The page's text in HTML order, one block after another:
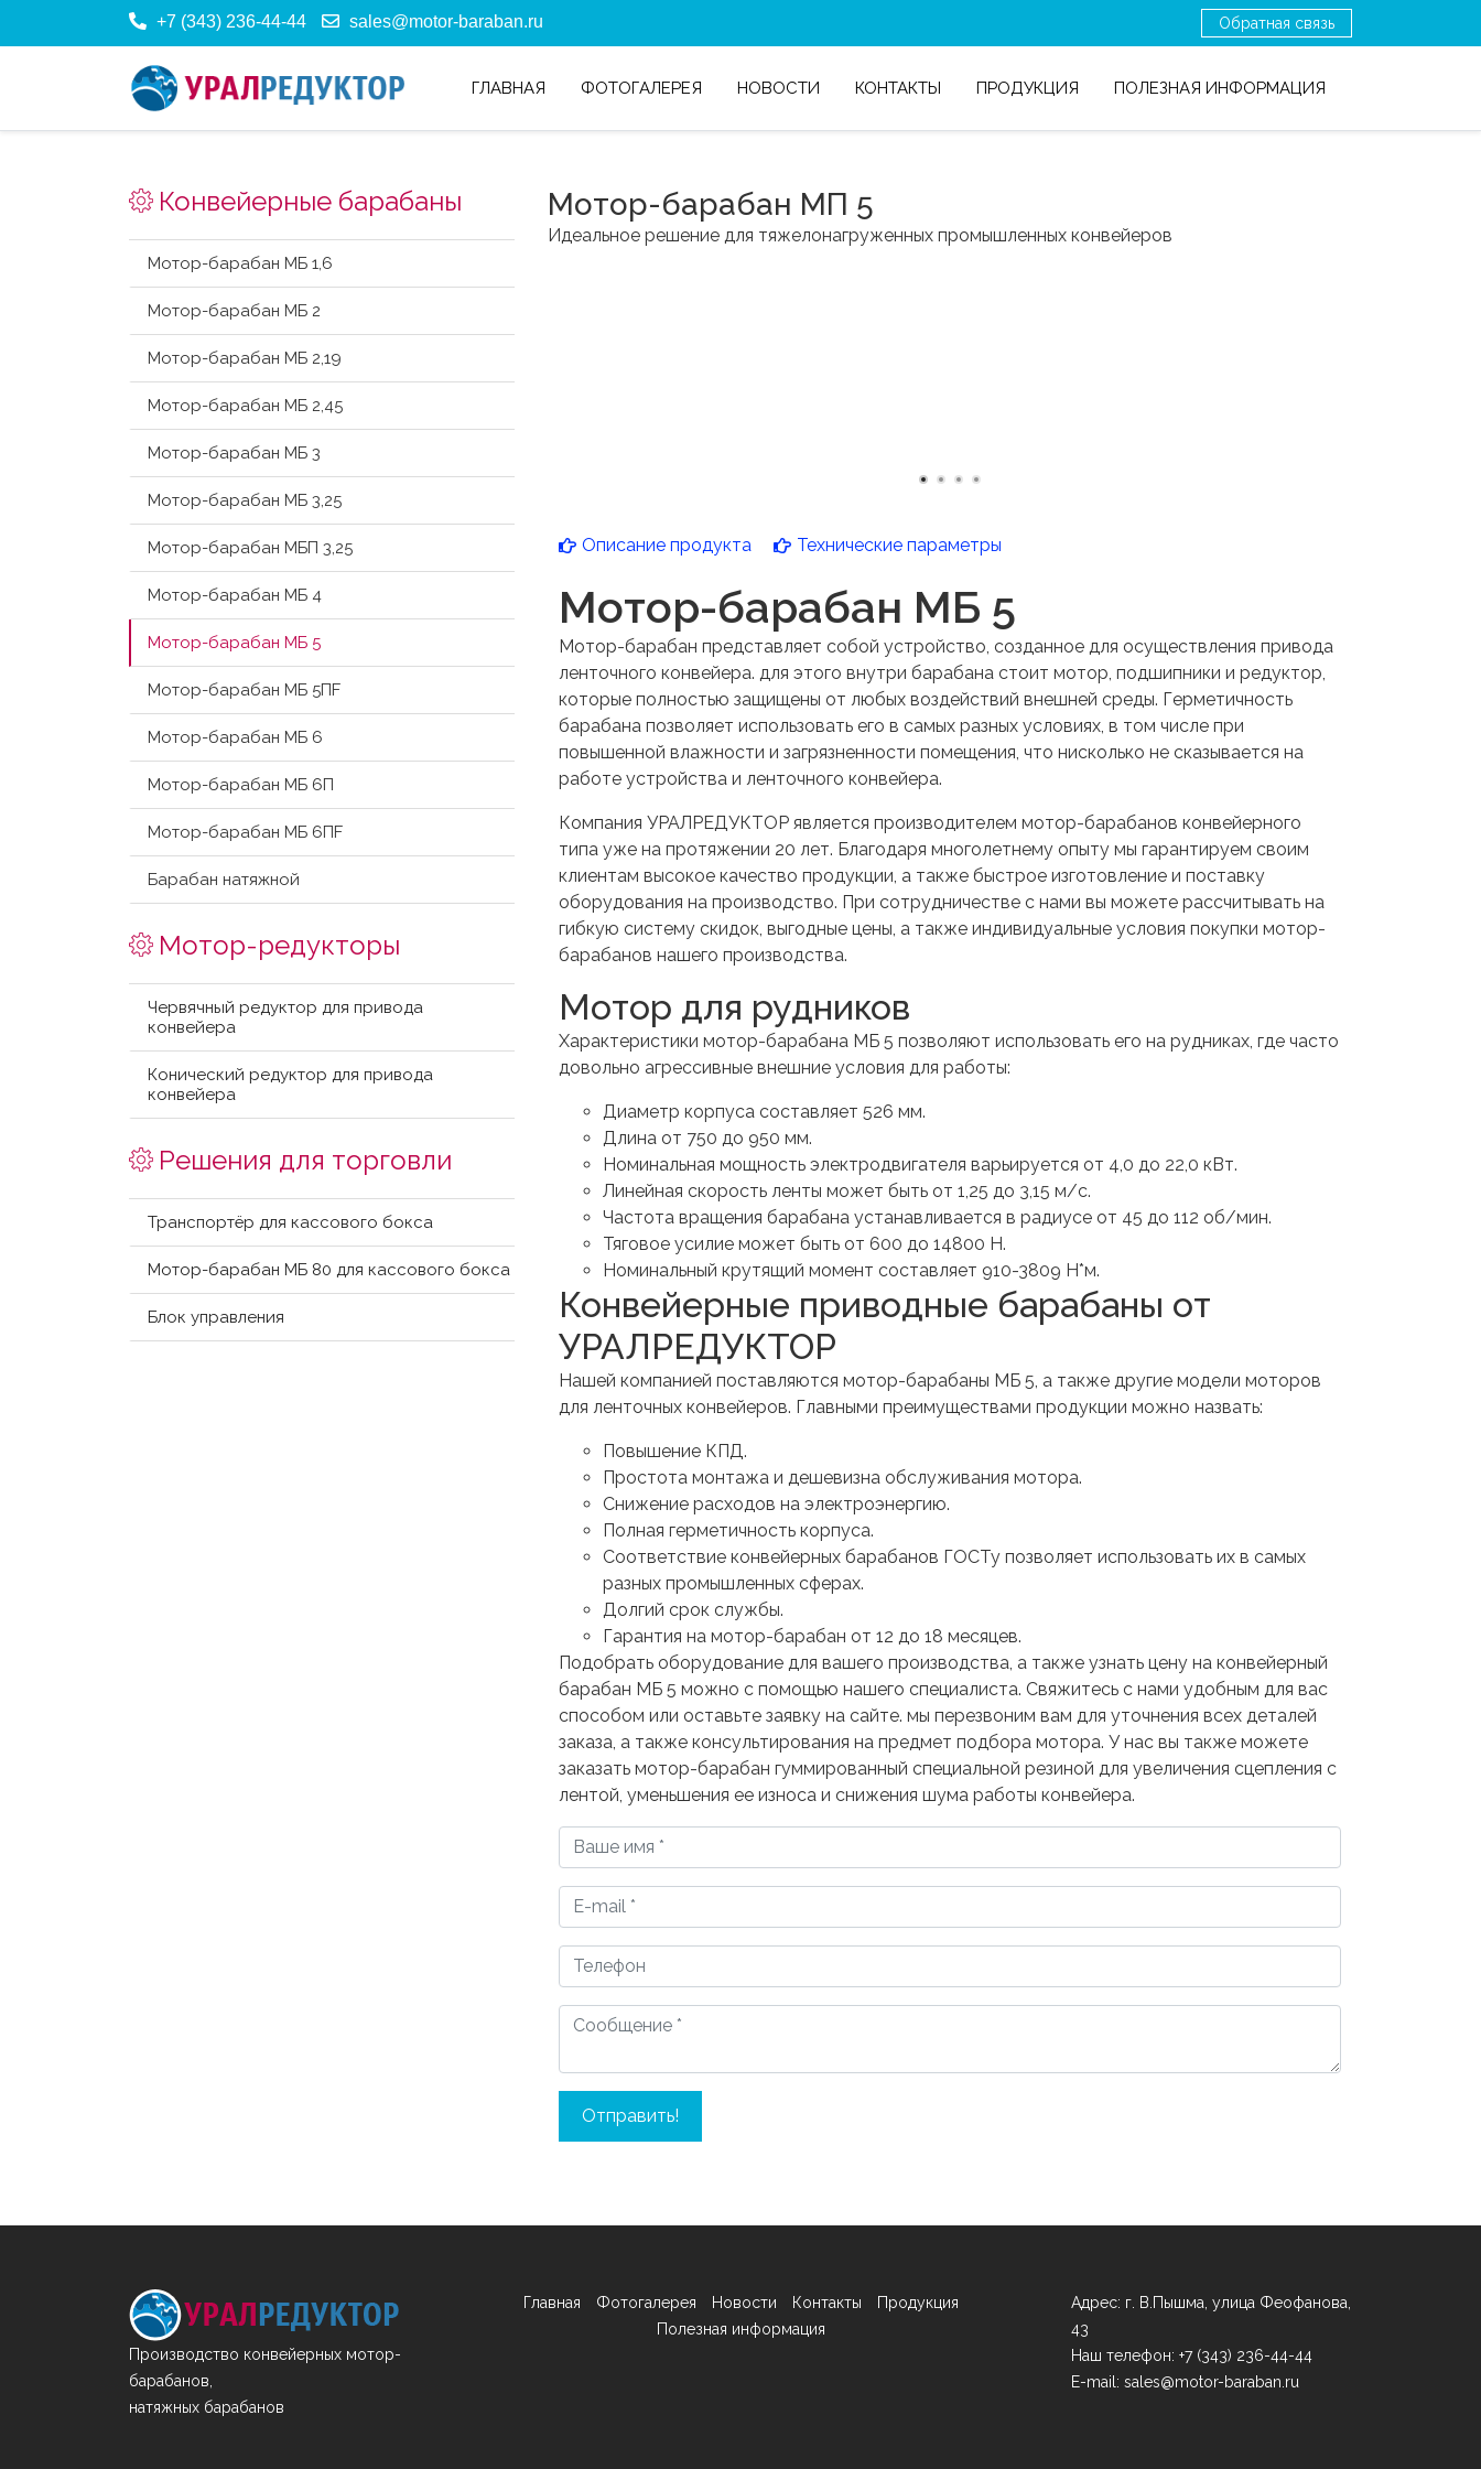
+7 (343) 236-44-44 sales@motor-baraban.ru Обратная связь
ГЛАВНАЯ ФОТОГАЛЕРЕЯ НОВОСТИ КОНТАКТЫ ПРОДУКЦИЯ ПОЛЕЗНАЯ ИНФОРМАЦИЯ
Конвейерные барабаны
Мотор-барабан МБ 1,6
Мотор-барабан МБ 2
Мотор-барабан МБ 2,19
Мотор-барабан МБ 2,45
Мотор-барабан МБ 3
Мотор-барабан МБ 3,25
Мотор-барабан МБП 3,25
Мотор-барабан МБ 4
Мотор-барабан МБ 5
Мотор-барабан МБ 5ПF
Мотор-барабан МБ 6
Мотор-барабан МБ 6П
Мотор-барабан МБ 6ПF
Барабан натяжной
Мотор-редукторы
Червячный редуктор для привода
конвейера
Конический редуктор для привода
конвейера
Решения для торговли
Транспортёр для кассового бокса
Мотор-барабан МБ 80 для кассового бокса
Блок управления
Мотор-барабан МП 5
Идеальное решение для тяжелонагруженных промышленных конвейеров
Описание продукта Технические параметры
Мотор-барабан МБ 5
Мотор-барабан представляет собой устройство, созданное для осуществления привода
ленточного конвейера. для этого внутри барабана стоит мотор, подшипники и редуктор,
которые полностью защищены от любых воздействий внешней среды. Герметичность
барабана позволяет использовать его в самых разных условиях, в том числе при
повышенной влажности и загрязненности помещения, что нисколько не сказывается на
работе устройства и ленточного конвейера.
Компания УРАЛРЕДУКТОР является производителем мотор-барабанов конвейерного
типа уже на протяжении 20 лет. Благодаря многолетнему опыту мы гарантируем своим
клиентам высокое качество продукции, а также быстрое изготовление и поставку
оборудования на производство. При сотрудничестве с нами вы можете рассчитывать на
гибкую систему скидок, выгодные цены, а также индивидуальные условия покупки мотор-
барабанов нашего производства.
Мотор для рудников
Характеристики мотор-барабана МБ 5 позволяют использовать его на рудниках, где часто
довольно агрессивные внешние условия для работы:
Диаметр корпуса составляет 526 мм.
Длина от 750 до 950 мм.
Номинальная мощность электродвигателя варьируется от 4,0 до 22,0 кВт.
Линейная скорость ленты может быть от 1,25 до 3,15 м/с.
Частота вращения барабана устанавливается в радиусе от 45 до 112 об/мин.
Тяговое усилие может быть от 600 до 14800 Н.
Номинальный крутящий момент составляет 910-3809 Н*м.
Конвейерные приводные барабаны от
УРАЛРЕДУКТОР
Нашей компанией поставляются мотор-барабаны МБ 5, а также другие модели моторов
для ленточных конвейеров. Главными преимуществами продукции можно назвать:
Повышение КПД.
Простота монтажа и дешевизна обслуживания мотора.
Снижение расходов на электроэнергию.
Полная герметичность корпуса.
Соответствие конвейерных барабанов ГОСТу позволяет использовать их в самых
разных промышленных сферах.
Долгий срок службы.
Гарантия на мотор-барабан от 12 до 18 месяцев.
Подобрать оборудование для вашего производства, а также узнать цену на конвейерный
барабан МБ 5 можно с помощью нашего специалиста. Свяжитесь с нами удобным для вас
способом или оставьте заявку на сайте. мы перезвоним вам для уточнения всех деталей
заказа, а также консультирования на предмет подбора мотора. У нас вы также можете
заказать мотор-барабан гуммированный специальной резиной для увеличения сцепления с
лентой, уменьшения ее износа и снижения шума работы конвейера.
Отправить!
Производство конвейерных мотор-
барабанов,
натяжных барабанов
Главная Фотогалерея Новости Контакты
Продукция
Полезная информация
Адрес: г. В.Пышма, улица Феофанова,
43
Наш телефон: +7 (343) 236-44-44
E-mail: sales@motor-baraban.ru